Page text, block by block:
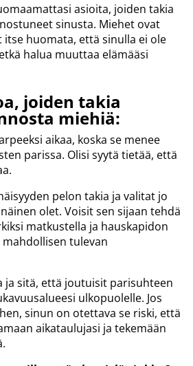
asioita, joiden takia
sinusta. Miehet ovat
huomata, että sinulla ei ole
halua muuttaa elämääsi
joiden takia
miehiä:
aikaa, koska se menee
parissa. Olisi syytä tietää, että
pelon takia ja valitat jo
olet. Voisit sen sijaan tehdä
matkustella ja hauskapidon
tulevan
ja sitä, että joutuisit parisuhteen
ulkopuolelle. Jos
sinun on otettava se riski, että
aikataulujasi ja tekemään